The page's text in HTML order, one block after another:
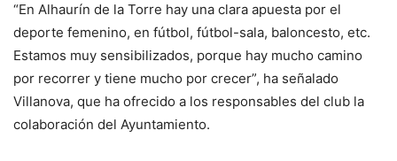
“En Alhaurín de la Torre hay una clara apuesta por el
deporte femenino, en fútbol, fútbol-sala, baloncesto, etc.
Estamos muy sensibilizados, porque hay mucho camino
por recorrer y tiene mucho por crecer”, ha señalado
Villanova, que ha ofrecido a los responsables del club la
colaboración del Ayuntamiento.